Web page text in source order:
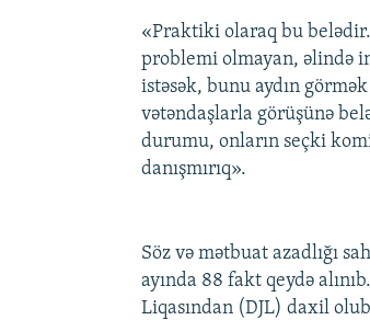
«Praktiki olaraq bu
problemi olmayan, əlində
istəsək, bunu aydın
vətəndaşlarla görüşünə
durumu, onların seçki
danışmırıq».
Söz və mətbuat azadlığı
ayında 88 fakt qeydə
Liqasından (DJL) daxil